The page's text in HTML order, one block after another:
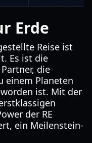
Erde
Reise ist
Es ist die
die
einem Planeten
ist. Mit der
der RE
ein Meilenstein-